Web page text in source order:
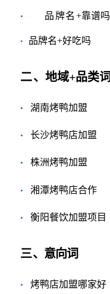
• 品牌名 +靠谱吗
• 品牌名+好吃吗
二、地域+品类词
•湖南烤鸭加盟
•长沙烤鸭店加盟
•株洲烤鸭加盟
•湘潭烤鸭店合作
•衡阳餐饮加盟项目
三、意向词
•烤鸭店加盟哪家好